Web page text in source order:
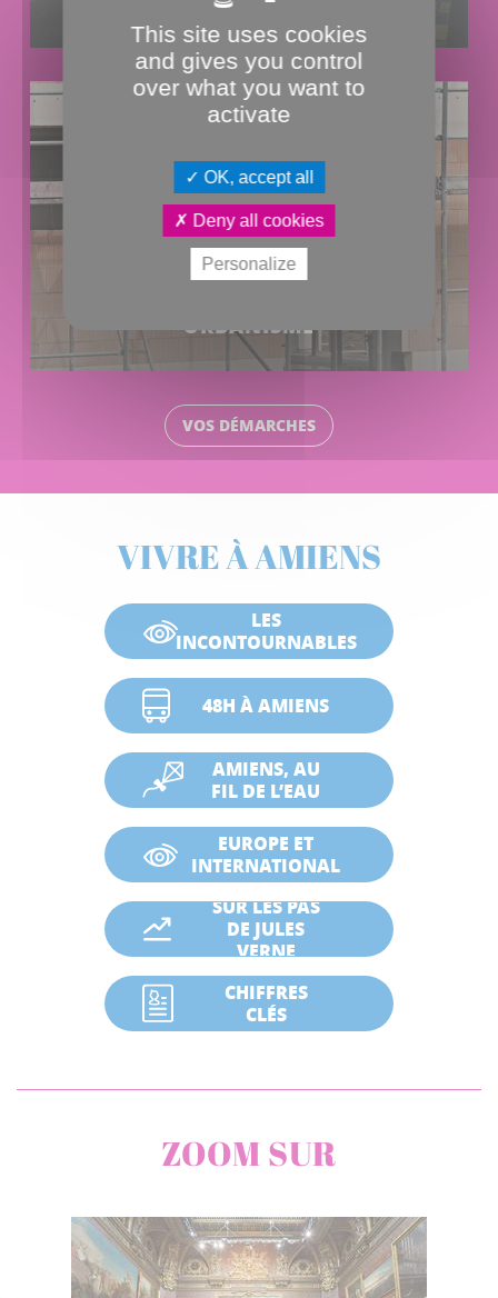
VOS DÉMARCHES
URBANISME
VIVRE À AMIENS
LES
INCONTOURNABLES
48H À AMIENS
AMIENS, AU
FIL DE L’EAU
EUROPE ET
INTERNATIONAL
SUR LES PAS
DE JULES
VERNE
CHIFFRES
CLÉS
ZOOM SUR
This site uses cookies
and gives you control
over what you want to
activate
OK, accept all
Deny all cookies
Personalize